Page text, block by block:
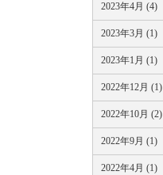
2023年4月 (4)
2023年3月 (1)
2023年1月 (1)
2022年12月 (1)
2022年10月 (2)
2022年9月 (1)
2022年4月 (1)